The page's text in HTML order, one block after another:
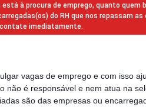
à procura de emprego, quanto
do RH que nos repassam
imediatamente.
vagas de emprego e com isso
não é responsável e nem atua na
são das empresas ou